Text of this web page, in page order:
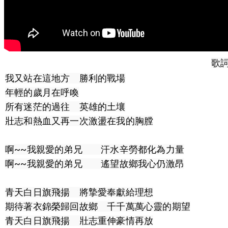
歌
我又站在這地方　勝利的戰場
年輕的歲月在呼喚
所有迷茫的過往　英雄的土壤
壯志和熱血又再一次激盪在我的胸膛
啊~~我親愛的弟兄　　汗水辛勞都化為力量
啊~~我親愛的弟兄　　遙望故鄉我心仍激昂
青天白日旗飛揚　將摯愛奉獻給理想
期待著衣錦榮歸回故鄉　千千萬萬心靈的期望
青天白日旗飛揚　壯志重伸豪情再放